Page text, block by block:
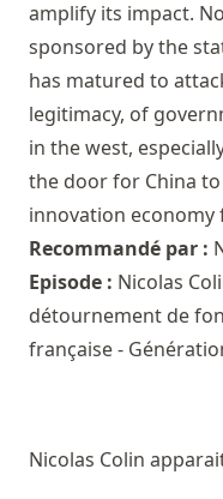
amplify its impact.
sponsored by the
has matured to
legitimacy, of
in the west,
the door for China
innovation economy
Recommandé par :
Episode : Nicolas
détournement de
française -
Nicolas Colin